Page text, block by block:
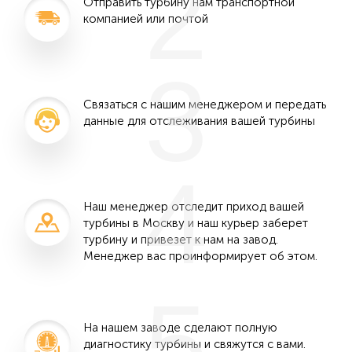
компанией или почтой
Связаться с нашим менеджером и передать
данные для отслеживания вашей турбины
3
Наш менеджер отследит приход вашей
турбины в Москву и наш курьер заберет
турбину и привезет к нам на завод.
Менеджер вас проинформирует об этом.
4
На нашем заводе сделают полную
диагностику турбины и свяжутся с вами.